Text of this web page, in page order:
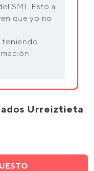
SMI. Esto a
que yo no
teniendo
Urreiztieta